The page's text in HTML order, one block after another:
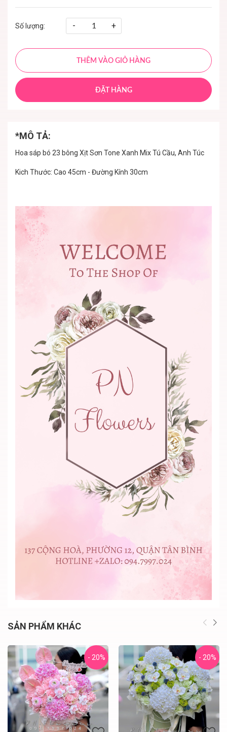
Số lượng: - +
THÊM VÀO GIỎ HÀNG
ĐẶT HÀNG
*MÔ TẢ:
Hoa sáp bó 23 bông Xịt Sơn Tone Xanh Mix Tú Cầu, Anh Túc
Kich Thước: Cao 45cm - Đường Kính 30cm
SẢN PHẨM KHÁC
- 20% - 20%